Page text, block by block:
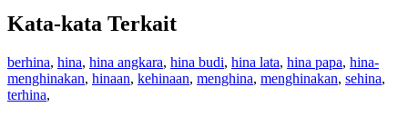
Kata-kata Terkait
berhina, hina, hina angkara, hina budi, hina lata, hina papa, hina-
menghinakan, hinaan, kehinaan, menghina, menghinakan, sehina,
terhina,